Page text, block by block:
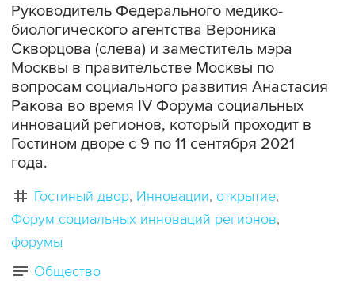
Руководитель Федерального медико-
биологического агентства Вероника
Скворцова (слева) и заместитель мэра
Москвы в правительстве Москвы по
вопросам социального развития Анастасия
Ракова во время IV Форума социальных
инноваций регионов, который проходит в
Гостином дворе с 9 по 11 сентября 2021
года.
Гостиный двор Инновации открытие
Форум социальных инноваций регионов
форумы
Общество